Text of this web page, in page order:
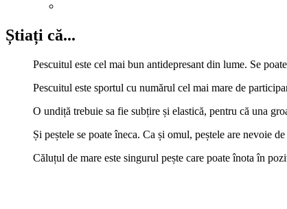
Știați că...
Pescuitul este cel mai bun antidepresant din lume. Se
Pescuitul este sportul cu numărul cel mai mare de
O undiță trebuie sa fie subțire și elastică, pentru că una
Și peștele se poate îneca. Ca și omul, peștele are nevoie
Căluțul de mare este singurul pește care poate înota în